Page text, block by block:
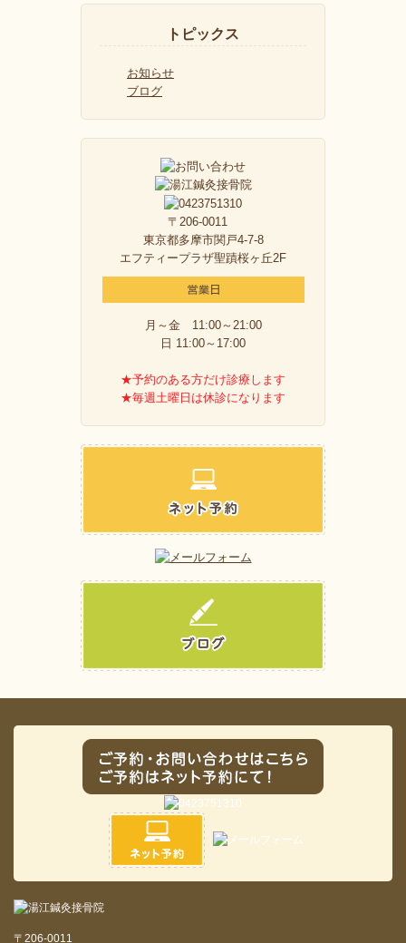
トピックス
お知らせ
ブログ
〒206-0011
東京都多摩市関戸4-7-8
エフティープラザ聖蹟桜ヶ丘2F
月～金 11:00～21:00
日 11:00～17:00
★予約のある方だけ診療します
★毎週土曜日は休診になります
〒206-0011